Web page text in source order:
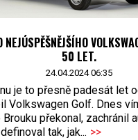
NEJÚSPĚŠNĚJŠÍHO
50 LET.
24.04.2024 06:35
je to přesně padesát let
Volkswagen Golf. Dnes
Brouku překonal, zachránil
tak, jak... >>